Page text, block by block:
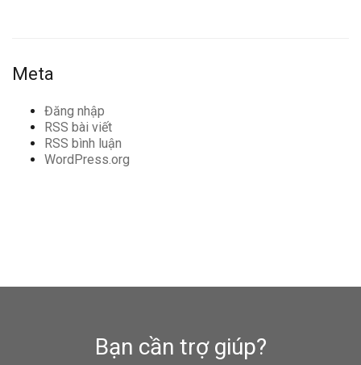
Meta
Đăng nhập
RSS bài viết
RSS bình luận
WordPress.org
Bạn cần trợ giúp?